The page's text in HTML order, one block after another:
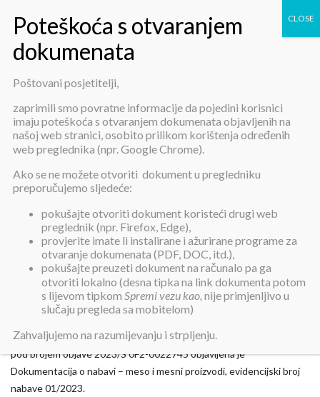
Javna nabava male vrijednosti –
meso i mesni proizvodi
Javna nabava male vrijednosti –
meso i mesni proizvodi
Objavljeno:26. svibnja 2023.
Dana 26.05.2023. u Elektroničkom oglasniku javne nabave (EOJN)
pod brojem objave 2023/S 0F2-0022745 objavljena je
Dokumentacija o nabavi – meso i mesni proizvodi, evidencijski broj
nabave 01/2023.
Poštovani posjetitelji,
zaprimili smo povratne informacije da pojedini korisnici
imaju poteškoća s otvaranjem dokumenata objavljenih na
našoj web stranici, osobito prilikom korištenja određenih
web preglednika (npr. Google Chrome).
Ako se ne možete otvoriti dokument u pregledniku
preporučujemo sljedeće:
pokušajte otvoriti dokument koristeći drugi web
preglednik (npr. Firefox, Edge),
provjerite imate li instalirane i ažurirane programe za
otvaranje dokumenata (PDF, DOC, itd.),
pokušajte preuzeti dokument na računalo pa ga
otvoriti lokalno (desna tipka na link dokumenta potom
s lijevom tipkom Spremi vezu kao, nije primjenljivo u
slučaju pregleda sa mobitelom)
Zahvaljujemo na razumijevanju i strpljenju.